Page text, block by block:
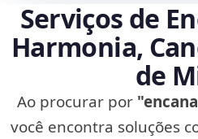
Serviços de
Harmonia,
de
Ao procurar por
você encontra soluções